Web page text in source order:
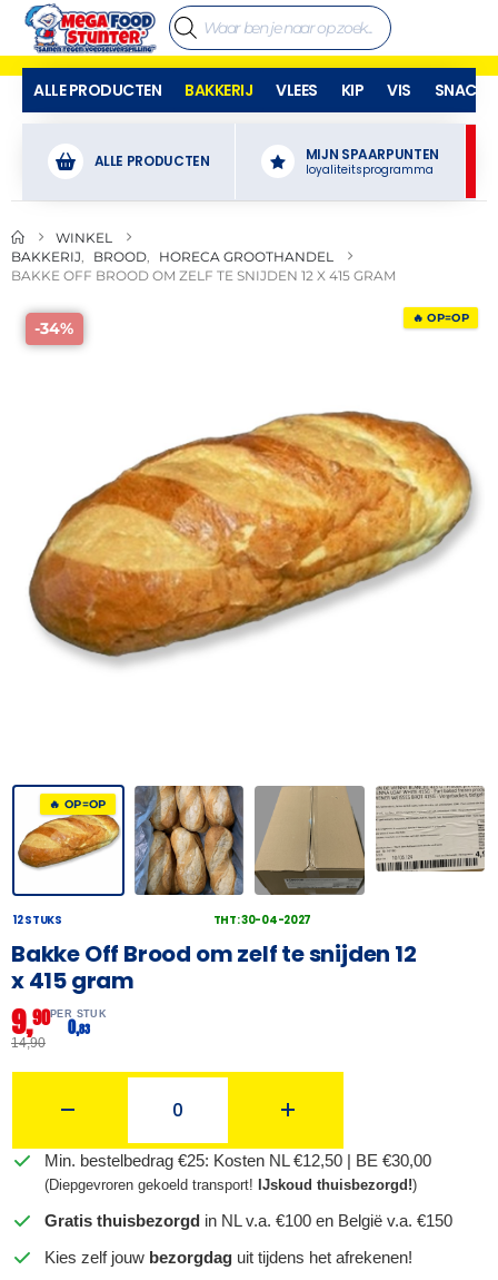
ALLE PRODUCTEN BAKKERIJ VLEES KIP VIS SNACKS
ALLE PRODUCTEN MIJN SPAARPUNTEN
loyaliteitsprogramma
WINKEL
BAKKERIJ
BROOD
HORECA GROOTHANDEL
BAKKE OFF BROOD OM ZELF TE SNIJDEN 12 X 415 GRAM
-34%
🔥 OP=OP
🔥 OP=OP
12 STUKS THT: 30-04-2027
Bakke Off Brood om zelf te snijden 12
x 415 gram
9,90PER STUK
0,83
14,90
Min. bestelbedrag €25: Kosten NL €12,50 | BE €30,00
(Diepgevroren gekoeld transport! IJskoud thuisbezorgd!)
Gratis thuisbezorgd in NL v.a. €100 en België v.a. €150
Kies zelf jouw bezorgdag uit tijdens het afrekenen!